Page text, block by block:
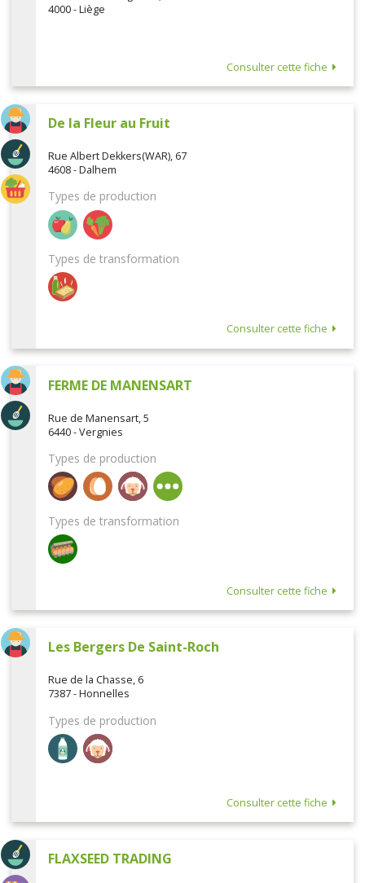
4000 - Liège
Consulter cette fiche
De la Fleur au Fruit
Rue Albert Dekkers(WAR), 67
4608 - Dalhem
Types de production
Types de transformation
Consulter cette fiche
FERME DE MANENSART
Rue de Manensart, 5
6440 - Vergnies
Types de production
Types de transformation
Consulter cette fiche
Les Bergers De Saint-Roch
Rue de la Chasse, 6
7387 - Honnelles
Types de production
Consulter cette fiche
FLAXSEED TRADING